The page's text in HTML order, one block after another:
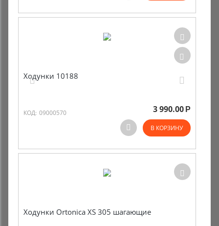
Ходунки 10188
КОД: 09000570 3 990.00 Р
В КОРЗИНУ
Ходунки Ortonica XS 305 шагающие